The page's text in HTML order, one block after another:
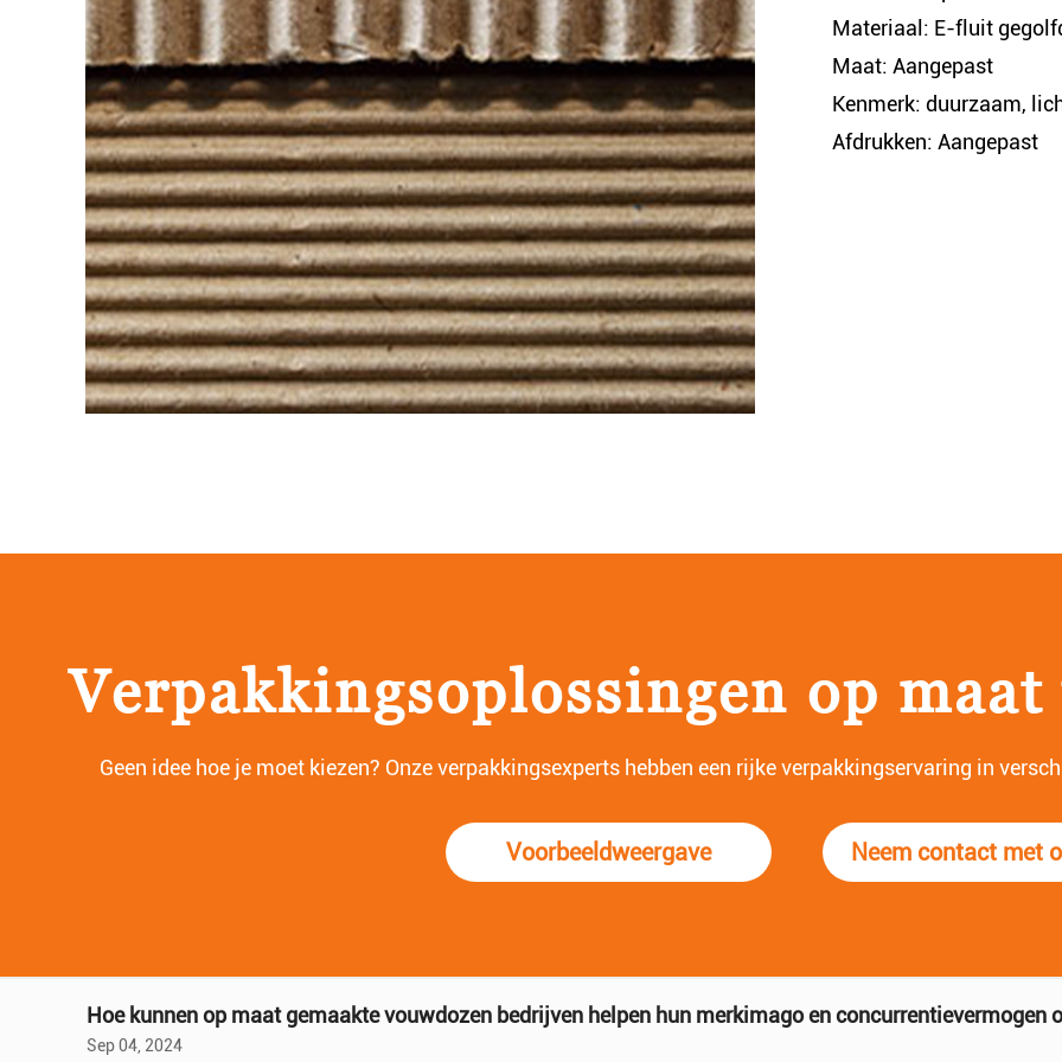
Materiaal: E-fluit
Maat: Aangepast
Kenmerk: duurzaam,
Afdrukken: Aangepast
Verpakkingsoplossingen op
Geen idee hoe je moet kiezen? Onze verpakkingsexperts hebben een rijke verpakkingservaring in
Voorbeeldweergave Neem contact met